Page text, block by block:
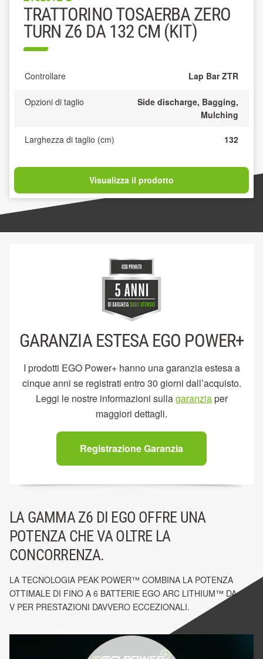
TRATTORINO TOSAERBA ZERO
TURN Z6 DA 132 CM (KIT)
Controllare Lap Bar ZTR
Opzioni di taglio
Side discharge, Bagging,
Mulching
Larghezza di taglio (cm) 132
Visualizza il prodotto
GARANZIA ESTESA EGO POWER+
I prodotti EGO Power+ hanno una garanzia estesa a
cinque anni se registrati entro 30 giorni dall’acquisto.
Leggi le nostre informazioni sullagaranziaper
maggiori dettagli.
Registrazione Garanzia
LA GAMMA Z6 DI EGO OFFRE UNA
POTENZA CHE VA OLTRE LA
CONCORRENZA.
LA TECNOLOGIA PEAK POWER™ COMBINA LA POTENZA
OTTIMALE DI FINO A 6 BATTERIE EGO ARC LITHIUM™ DA 56
V PER PRESTAZIONI DAVVERO ECCEZIONALI.